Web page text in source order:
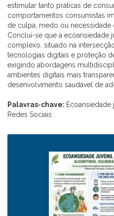
estimular tanto práticas de
comportamentos consumistas
de culpa, medo ou necessidade
Conclui-se que a ecoansiedade
complexo, situado na
tecnologias digitais e proteção
exigindo abordagens
ambientes digitais mais
desenvolvimento saudável de
Palavras-chave: Ecoansiedade
Redes Sociais